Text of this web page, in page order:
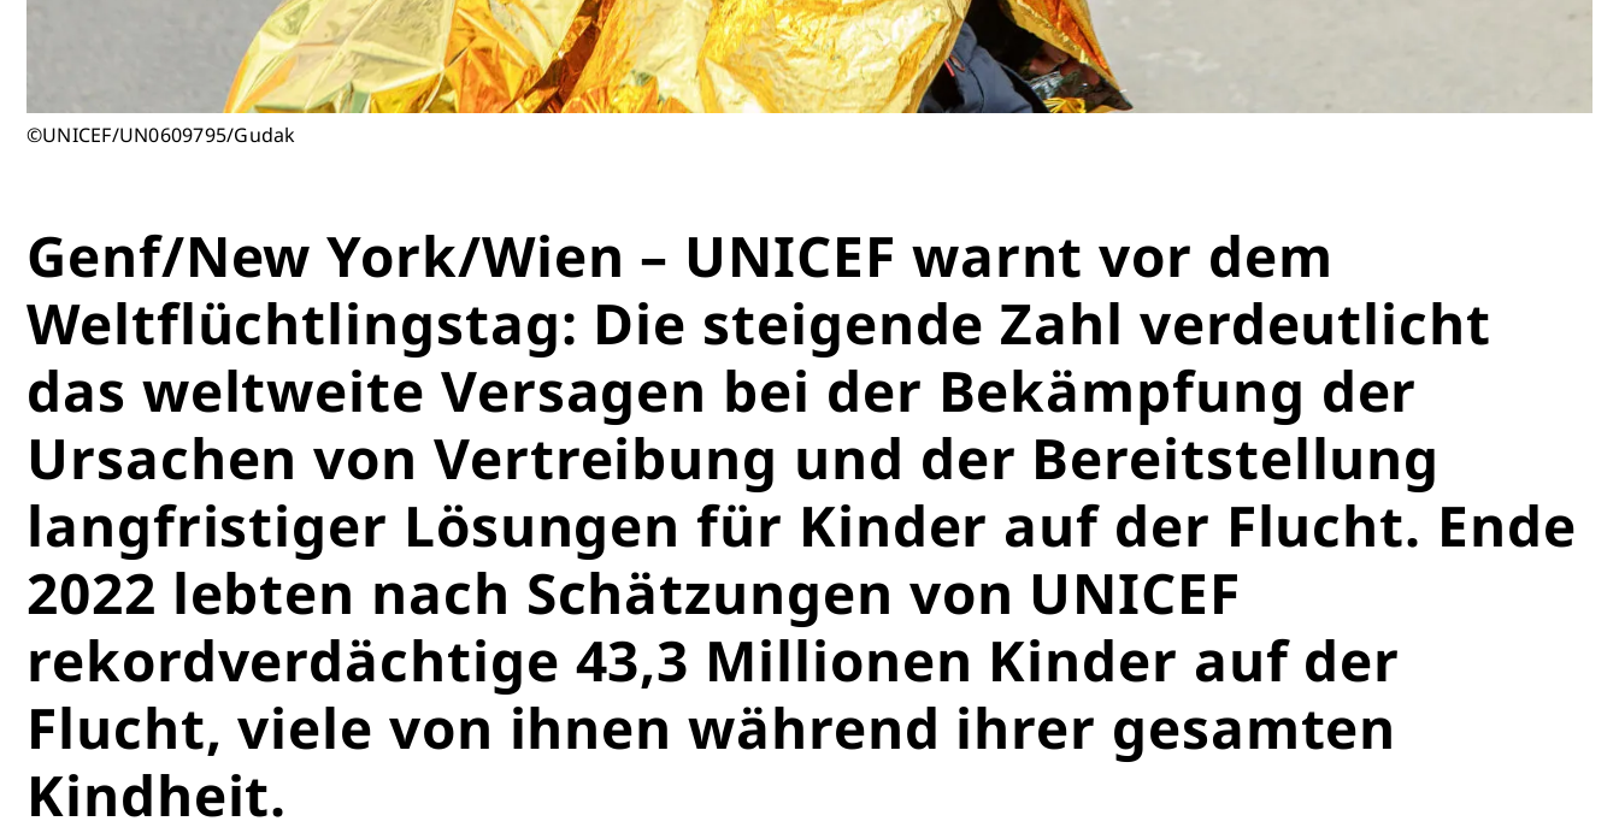
©UNICEF/UN0609795/Gudak
Genf/New York/Wien – UNICEF warnt vor dem
Weltflüchtlingstag: Die steigende Zahl verdeutlicht
das weltweite Versagen bei der Bekämpfung der
Ursachen von Vertreibung und der Bereitstellung
langfristiger Lösungen für Kinder auf der Flucht. Ende
2022 lebten nach Schätzungen von UNICEF
rekordverdächtige 43,3 Millionen Kinder auf der
Flucht, viele von ihnen während ihrer gesamten
Kindheit.
Schließen
Retten Sie noch heute Leben
Schon 50 Cent am Tag können Großes bewirken: z.B.
monatlich 25.000 Liter sauberes Trinkwasser zur
Verfügung stellen.